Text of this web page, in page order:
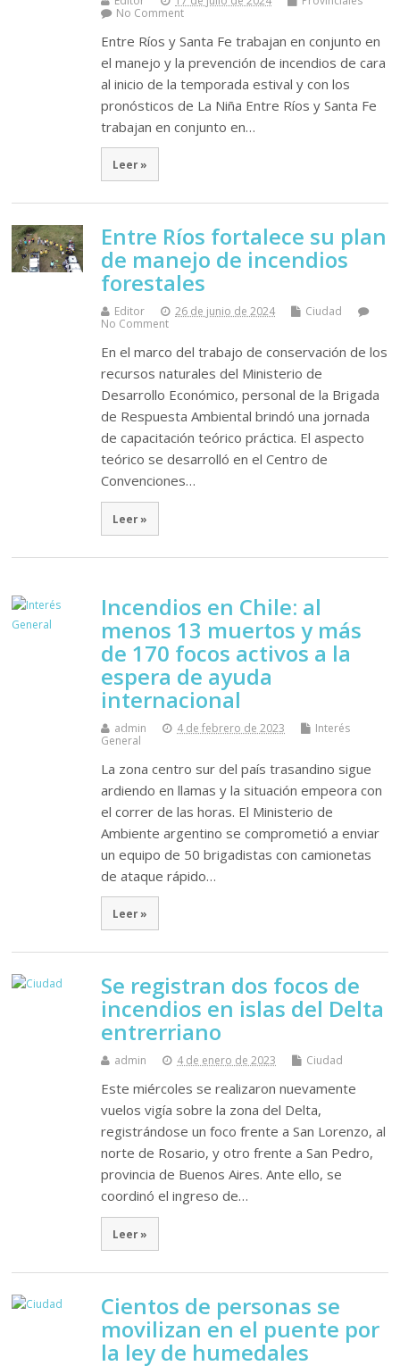
No Comment
Entre Ríos y Santa Fe trabajan en conjunto en
el manejo y la prevención de incendios de cara
al inicio de la temporada estival y con los
pronósticos de La Niña Entre Ríos y Santa Fe
trabajan en conjunto en…
Leer »
Entre Ríos fortalece su plan
de manejo de incendios
forestales
Editor 26 de junio de 2024
Ciudad
No Comment
En el marco del trabajo de conservación de los
recursos naturales del Ministerio de
Desarrollo Económico, personal de la Brigada
de Respuesta Ambiental brindó una jornada
de capacitación teórico práctica. El aspecto
teórico se desarrolló en el Centro de
Convenciones…
Leer »
Incendios en Chile: al
menos 13 muertos y más
de 170 focos activos a la
espera de ayuda
internacional
admin 4 de febrero de 2023
Interés
General
La zona centro sur del país trasandino sigue
ardiendo en llamas y la situación empeora con
el correr de las horas. El Ministerio de
Ambiente argentino se comprometió a enviar
un equipo de 50 brigadistas con camionetas
de ataque rápido…
Leer »
Se registran dos focos de
incendios en islas del Delta
entrerriano
admin 4 de enero de 2023 Ciudad
Este miércoles se realizaron nuevamente
vuelos vigía sobre la zona del Delta,
registrándose un foco frente a San Lorenzo, al
norte de Rosario, y otro frente a San Pedro,
provincia de Buenos Aires. Ante ello, se
coordinó el ingreso de…
Leer »
Cientos de personas se
movilizan en el puente por
la ley de humedales